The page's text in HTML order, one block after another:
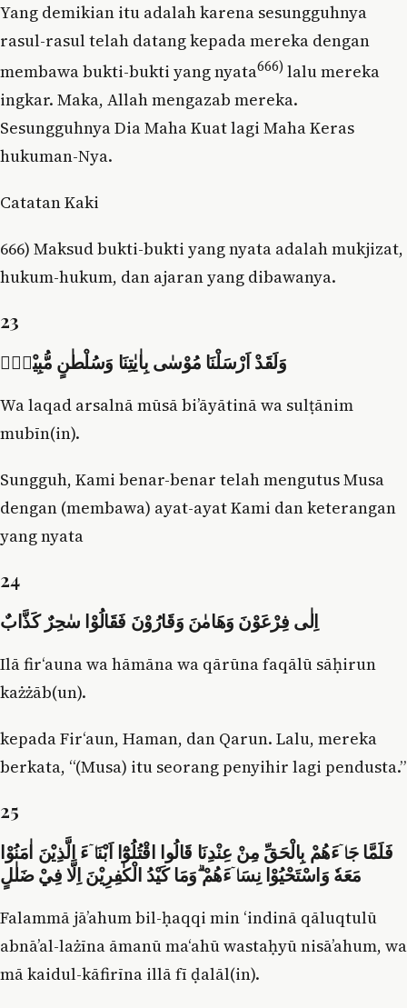
Yang demikian itu adalah karena sesungguhnya
rasul-rasul telah datang kepada mereka dengan
membawa bukti-bukti yang nyata666)lalu mereka
ingkar. Maka, Allah mengazab mereka.
Sesungguhnya Dia Maha Kuat lagi Maha Keras
hukuman-Nya.
Catatan Kaki
666) Maksud bukti-bukti yang nyata adalah mukjizat,
hukum-hukum, dan ajaran yang dibawanya.
23
وَلَقَدْ اَرْسَلْنَا مُوْسٰى بِاٰيٰتِنَا وَسُلْطٰنٍ مُّبِيْنٍۙ
Wa laqad arsalnā mūsā bi’āyātinā wa sulṭānim
mubīn(in).
Sungguh, Kami benar-benar telah mengutus Musa
dengan (membawa) ayat-ayat Kami dan keterangan
yang nyata
24
اِلٰى فِرْعَوْنَ وَهَامٰنَ وَقَارُوْنَ فَقَالُوْا سٰحِرٌ كَذَّابٌ
Ilā fir‘auna wa hāmāna wa qārūna faqālū sāḥirun
każżāb(un).
kepada Fir‘aun, Haman, dan Qarun. Lalu, mereka
berkata, “(Musa) itu seorang penyihir lagi pendusta.”
25
فَلَمَّا جَاۤءَهُمْ بِالْحَقِّ مِنْ عِنْدِنَا قَالُوا اقْتُلُوْٓا اَبْنَاۤءَ الَّذِيْنَ اٰمَنُوْا
مَعَهٗ وَاسْتَحْيُوْا نِسَاۤءَهُمْ ۗوَمَا كَيْدُ الْكٰفِرِيْنَ اِلَّا فِيْ ضَلٰلٍ
Falammā jā’ahum bil-ḥaqqi min ‘indinā qāluqtulū
abnā’al-lażīna āmanū ma‘ahū wastaḥyū nisā’ahum, wa
mā kaidul-kāfirīna illā fī ḍalāl(in).